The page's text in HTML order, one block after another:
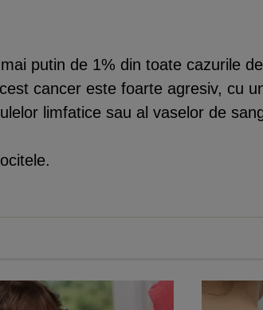
putin de 1% din toate cazurile
cancer este foarte agresiv, cu
limfatice sau al vaselor de